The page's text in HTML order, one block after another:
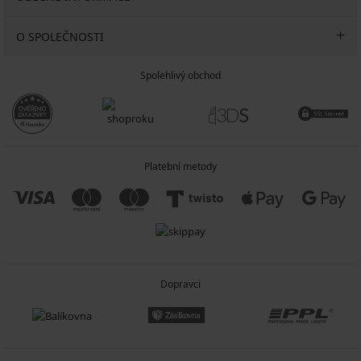
O SPOLEČNOSTI
Spolehlivý obchod
Platební metody
Dopravci